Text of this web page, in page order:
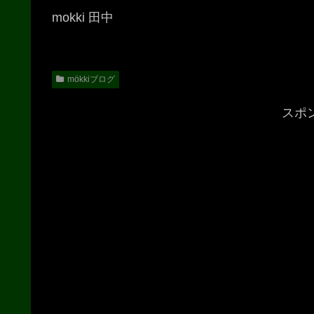
mokki 田中
mökkiブログ
スポ